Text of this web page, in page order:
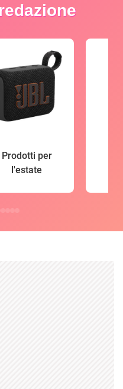
Prodotti per
l'estate